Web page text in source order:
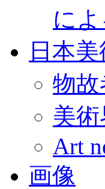
によ
日本
物
美術
Art
画像